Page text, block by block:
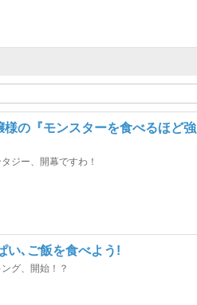
様の『モンスターを食べるほ
ジー、開幕ですわ！
い､ご飯を食べよう!
グ、開始！？